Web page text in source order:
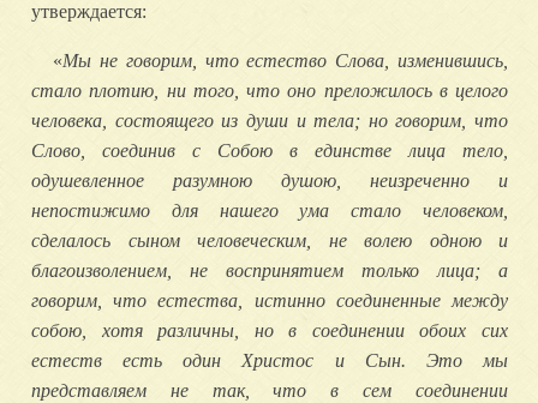
утверждается:
«Мы не говорим, что естество Слова, изменившись,
стало плотию, ни того, что оно преложилось в целого
человека, состоящего из души и тела; но говорим, что
Слово, соединив с Собою в единстве лица тело,
одушевленное разумною душою, неизреченно и
непостижимо для нашего ума стало человеком,
сделалось сыном человеческим, не волею одною и
благоизволением, не воспринятием только лица; а
говорим, что естества, истинно соединенные между
собою, хотя различны, но в соединении обоих сих
естеств есть один Христос и Сын. Это мы
представляем не так, что в сем соединении